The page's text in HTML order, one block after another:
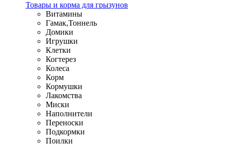
Товары и корма для грызунов
Витамины
Гамак,Тоннель
Домики
Игрушки
Клетки
Когтерез
Колеса
Корм
Кормушки
Лакомства
Миски
Наполнители
Переноски
Подкормки
Поилки